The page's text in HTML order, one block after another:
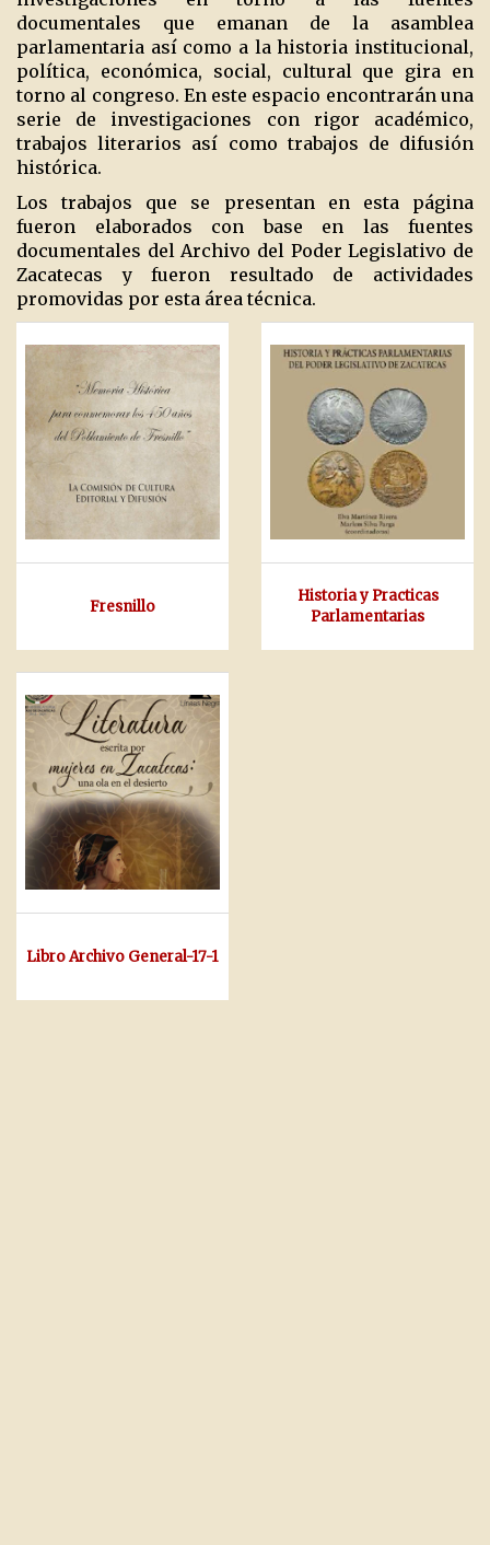
documentales que emanan de la asamblea
parlamentaria así como a la historia institucional,
política, económica, social, cultural que gira en
torno al congreso. En este espacio encontrarán una
serie de investigaciones con rigor académico,
trabajos literarios así como trabajos de difusión
histórica.
Los trabajos que se presentan en esta página
fueron elaborados con base en las fuentes
documentales del Archivo del Poder Legislativo de
Zacatecas y fueron resultado de actividades
promovidas por esta área técnica.
Fresnillo
Historia y Practicas
Parlamentarias
Libro Archivo General-17-1